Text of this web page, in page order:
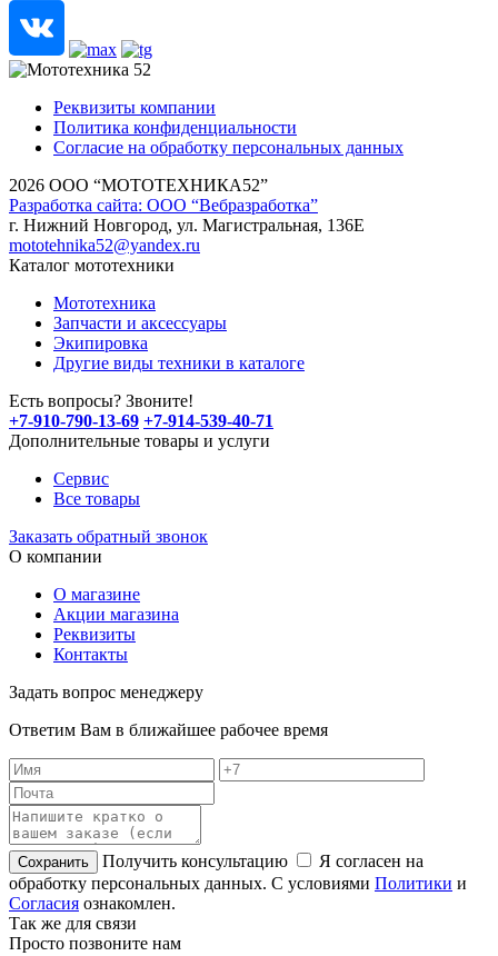
Реквизиты компании
Политика конфиденциальности
Согласие на обработку персональных данных
2026 ООО “МОТОТЕХНИКА52”
Разработка сайта: ООО “Вебразработка”
г. Нижний Новгород, ул. Магистральная, 136Е
mototehnika52@yandex.ru
Каталог мототехники
Мототехника
Запчасти и аксессуары
Экипировка
Другие виды техники в каталоге
Есть вопросы? Звоните!
+7-910-790-13-69 +7-914-539-40-71
Дополнительные товары и услуги
Сервис
Все товары
Заказать обратный звонок
О компании
О магазине
Акции магазина
Реквизиты
Контакты
Задать вопрос менеджеру
Ответим Вам в ближайшее рабочее время
Получить консультацию
Я согласен на
обработку персональных данных. С условиями Политики и
Согласия ознакомлен.
Так же для связи
Просто позвоните нам